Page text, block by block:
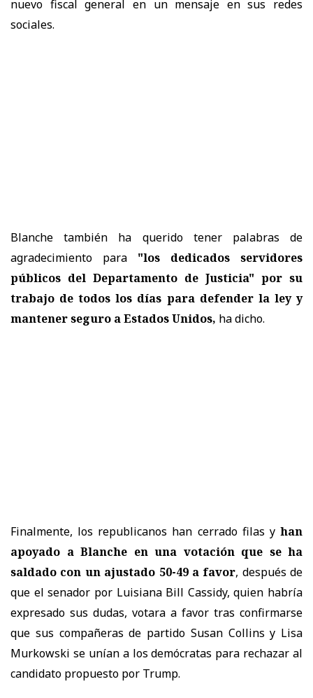
nuevo fiscal general en un mensaje en sus redes
sociales.
Blanche también ha querido tener palabras de
agradecimiento para "los dedicados servidores
públicos del Departamento de Justicia" por su
trabajo de todos los días para defender la ley y
mantener seguro a Estados Unidos, ha dicho.
Finalmente, los republicanos han cerrado filas y han
apoyado a Blanche en una votación que se ha
saldado con un ajustado 50-49 a favor, después de
que el senador por Luisiana Bill Cassidy, quien habría
expresado sus dudas, votara a favor tras confirmarse
que sus compañeras de partido Susan Collins y Lisa
Murkowski se unían a los demócratas para rechazar al
candidato propuesto por Trump.